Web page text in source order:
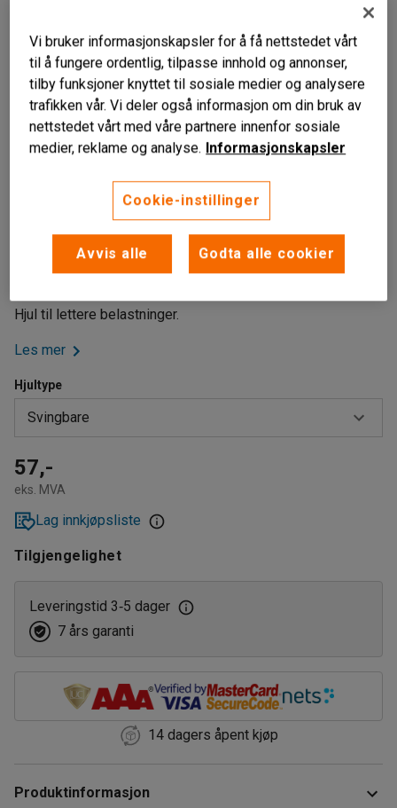
Til lettere belastninger
Ruller lett
Massiv gummi
Hjul til lettere belastninger.
Les mer
Hjultype
Svingbare
Svingbare
Svingbare med brems
57,-
eks. MVA
Lag innkjøpsliste
Tilgjengelighet
Leveringstid 3‑5 dager
7 års garanti
14 dagers åpent kjøp
Produktinformasjon
Vi bruker informasjonskapsler for å få nettstedet vårt
til å fungere ordentlig, tilpasse innhold og annonser,
tilby funksjoner knyttet til sosiale medier og analysere
trafikken vår. Vi deler også informasjon om din bruk av
nettstedet vårt med våre partnere innenfor sosiale
medier, reklame og analyse. Informasjonskapsler
Cookie-instillinger
Avvis alle Godta alle cookier